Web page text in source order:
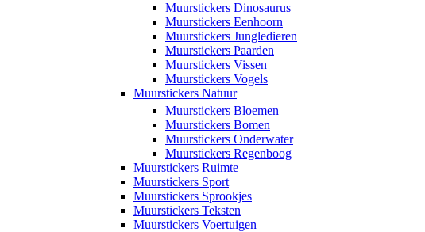
Muurstickers Dinosaurus
Muurstickers Eenhoorn
Muurstickers Jungledieren
Muurstickers Paarden
Muurstickers Vissen
Muurstickers Vogels
Muurstickers Natuur
Muurstickers Bloemen
Muurstickers Bomen
Muurstickers Onderwater
Muurstickers Regenboog
Muurstickers Ruimte
Muurstickers Sport
Muurstickers Sprookjes
Muurstickers Teksten
Muurstickers Voertuigen